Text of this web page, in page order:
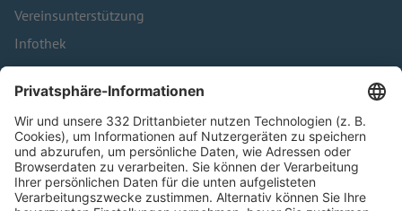
Vereinsunterstützung
Infothek
Kontakt
HÄUFIG BESUCHTE SEITEN
Pässe und Vereinswechsel
Trainerausbildung